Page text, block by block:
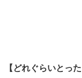
【どれぐらいとっ